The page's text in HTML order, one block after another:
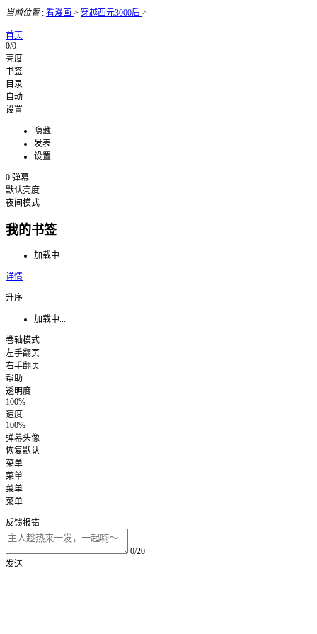
当前位置: 看漫画 > 穿越西元3000后 >
首页
0/0
亮度
书签
目录
自动
设置
隐藏
发表
设置
0 弹幕
默认亮度
夜间模式
我的书签
加载中...
详情
升序
加载中...
卷轴模式
左手翻页
右手翻页
帮助
透明度
100%
速度
100%
弹幕头像
恢复默认
菜单
菜单
菜单
菜单
反馈报错
0/20
发送